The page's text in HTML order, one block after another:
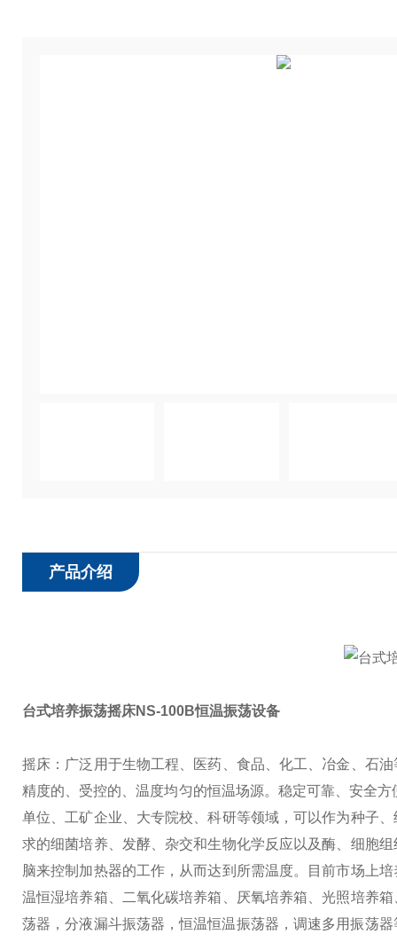
产品介绍
台式培养振荡摇床NS-100B恒温振荡设备
摇床：广泛用于生物工程、医药、食品、化工、冶金、石
精度的、受控的、温度均匀的恒温场源。稳定可靠、安全方
单位、工矿企业、大专院校、科研等领域，可以作为种子
求的细菌培养、发酵、杂交和生物化学反应以及酶、细胞组
脑来控制加热器的工作，从而达到所需温度。
目前市场上
温恒湿培养箱、二氧化碳培养箱、厌氧培养箱、光照培养
荡器，分液漏斗振荡器，恒温恒温振荡器，调速多用振荡